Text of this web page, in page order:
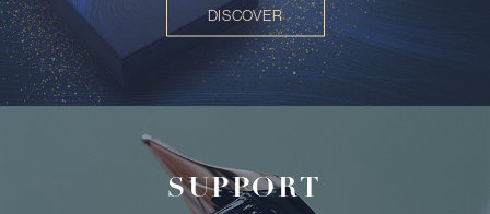
DISCOVER
SUPPORT